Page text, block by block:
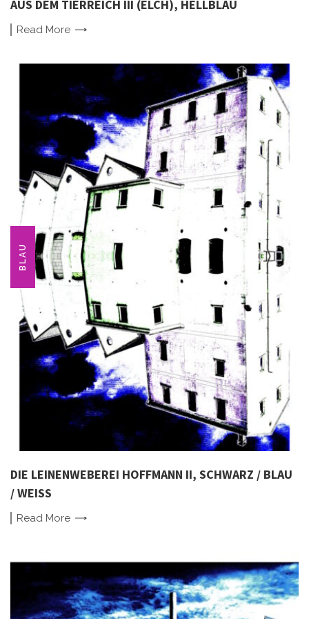
AUS DEM TIERREICH III (ELCH), HELLBLAU
Read More
BLAU
DIE LEINENWEBEREI HOFFMANN II, SCHWARZ / BLAU
/ WEISS
Read More